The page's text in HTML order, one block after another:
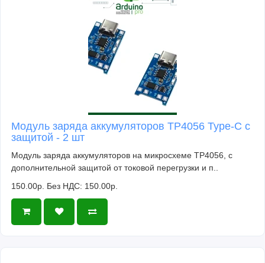
Модуль заряда аккумуляторов TP4056 Type-C с
защитой - 2 шт
Модуль заряда аккумуляторов на микросхеме TP4056, с
дополнительной защитой от токовой перегрузки и п..
150.00р. Без НДС: 150.00р.